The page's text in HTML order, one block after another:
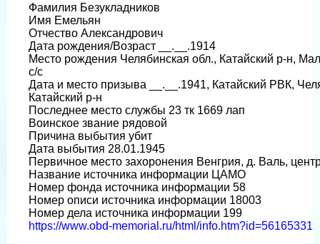
Фамилия Безукладников
Имя Емельян
Отчество Александрович
Дата рождения/Возраст __.__.1914
Место рождения Челябинская обл., Катайский р-н,
с/с
Дата и место призыва __.__.1941, Катайский РВК,
Катайский р-н
Последнее место службы 23 тк 1669 лап
Воинское звание рядовой
Причина выбытия убит
Дата выбытия 28.01.1945
Первичное место захоронения Венгрия, д. Валь,
Название источника информации ЦАМО
Номер фонда источника информации 58
Номер описи источника информации 18003
Номер дела источника информации 199
https://www.obd-memorial.ru/html/info.htm?id=56165331